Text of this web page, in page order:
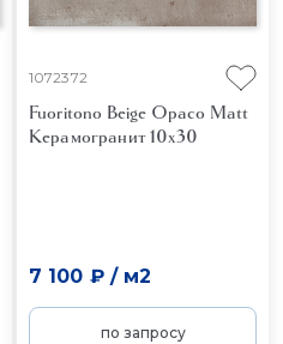
1072372
Fuoritono Beige Opaco Matt
Керамогранит 10x30
7 100 ₽/ м2
по запросу